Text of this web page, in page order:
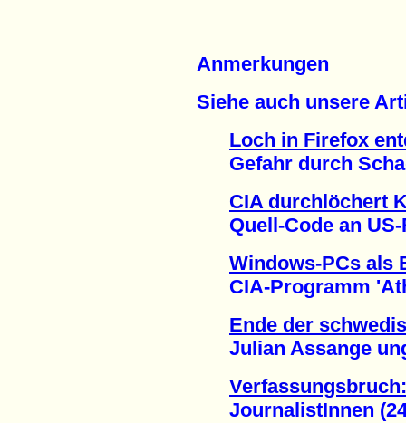
Anmerkungen
Siehe auch unsere
Loch in Firefox
Gefahr durch
CIA durchlöchert
Quell-Code an US-
Windows-PCs als
CIA-Programm
Ende der
Julian Assange
JournalistInnen